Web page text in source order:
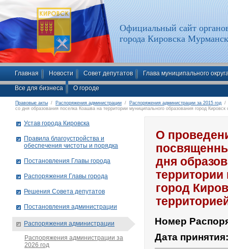
Официальный сайт
города Кировска
Главная Новости Совет депутатов Глава муниципального
Все для бизнеса О городе
Правовые акты / Распоряжения администрации / Распоряжения администрации за 2015 год /
со дня образования поселка Коашва на территории муниципального образования город Кировск
О
дня
город
Номер
Дата
Устав города Кировска
Правила благоустройства и
обеспечения чистоты и порядка
Постановления Главы города
Распоряжения Главы города
Решения Совета депутатов
Постановления администрации
Распоряжения администрации
Распоряжения администрации за
2026 год